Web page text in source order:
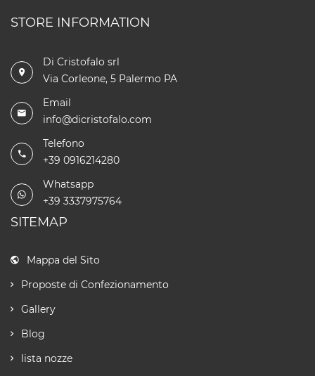
STORE INFORMATION
Di Cristofalo srl
Via Corleone, 5 Palermo PA
Email
info@dicristofalo.com
Telefono
+39 0916214280
Whatsapp
+39 3337975764
SITEMAP
Mappa del Sito
Proposte di Confezionamento
Gallery
Blog
lista nozze